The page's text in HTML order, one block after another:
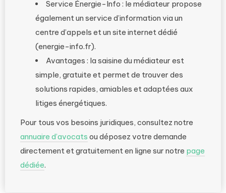
Service Énergie-Info : le médiateur propose
également un service d’information via un
centre d’appels et un site internet dédié
(energie-info.fr).
Avantages : la saisine du médiateur est
simple, gratuite et permet de trouver des
solutions rapides, amiables et adaptées aux
litiges énergétiques.
Pour tous vos besoins juridiques, consultez notre
annuaire d’avocats ou déposez votre demande
directement et gratuitement en ligne sur notre page
dédiée.